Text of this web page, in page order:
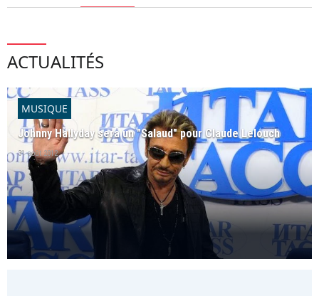
ACTUALITÉS
MUSIQUE
Johnny Hallyday sera un "Salaud" pour Claude Lelouch
31 août 2012